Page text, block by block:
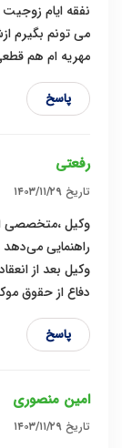
نفقه ایام
می تونم بگیرم
مهریه ام هم
پاسخ
رفعتی
تاریخ ۱۴۰۳/۱۱/۲۹
وکیل ،متخصصی
راهنمایی
وکیل بعد از
دفاع از حقوق
پاسخ
امین منصوری
تاریخ ۱۴۰۳/۱۱/۲۹